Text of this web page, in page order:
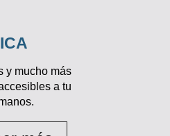
y mucho más
a tu